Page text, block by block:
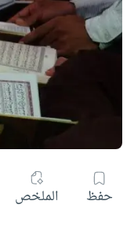
حفظ الملخص